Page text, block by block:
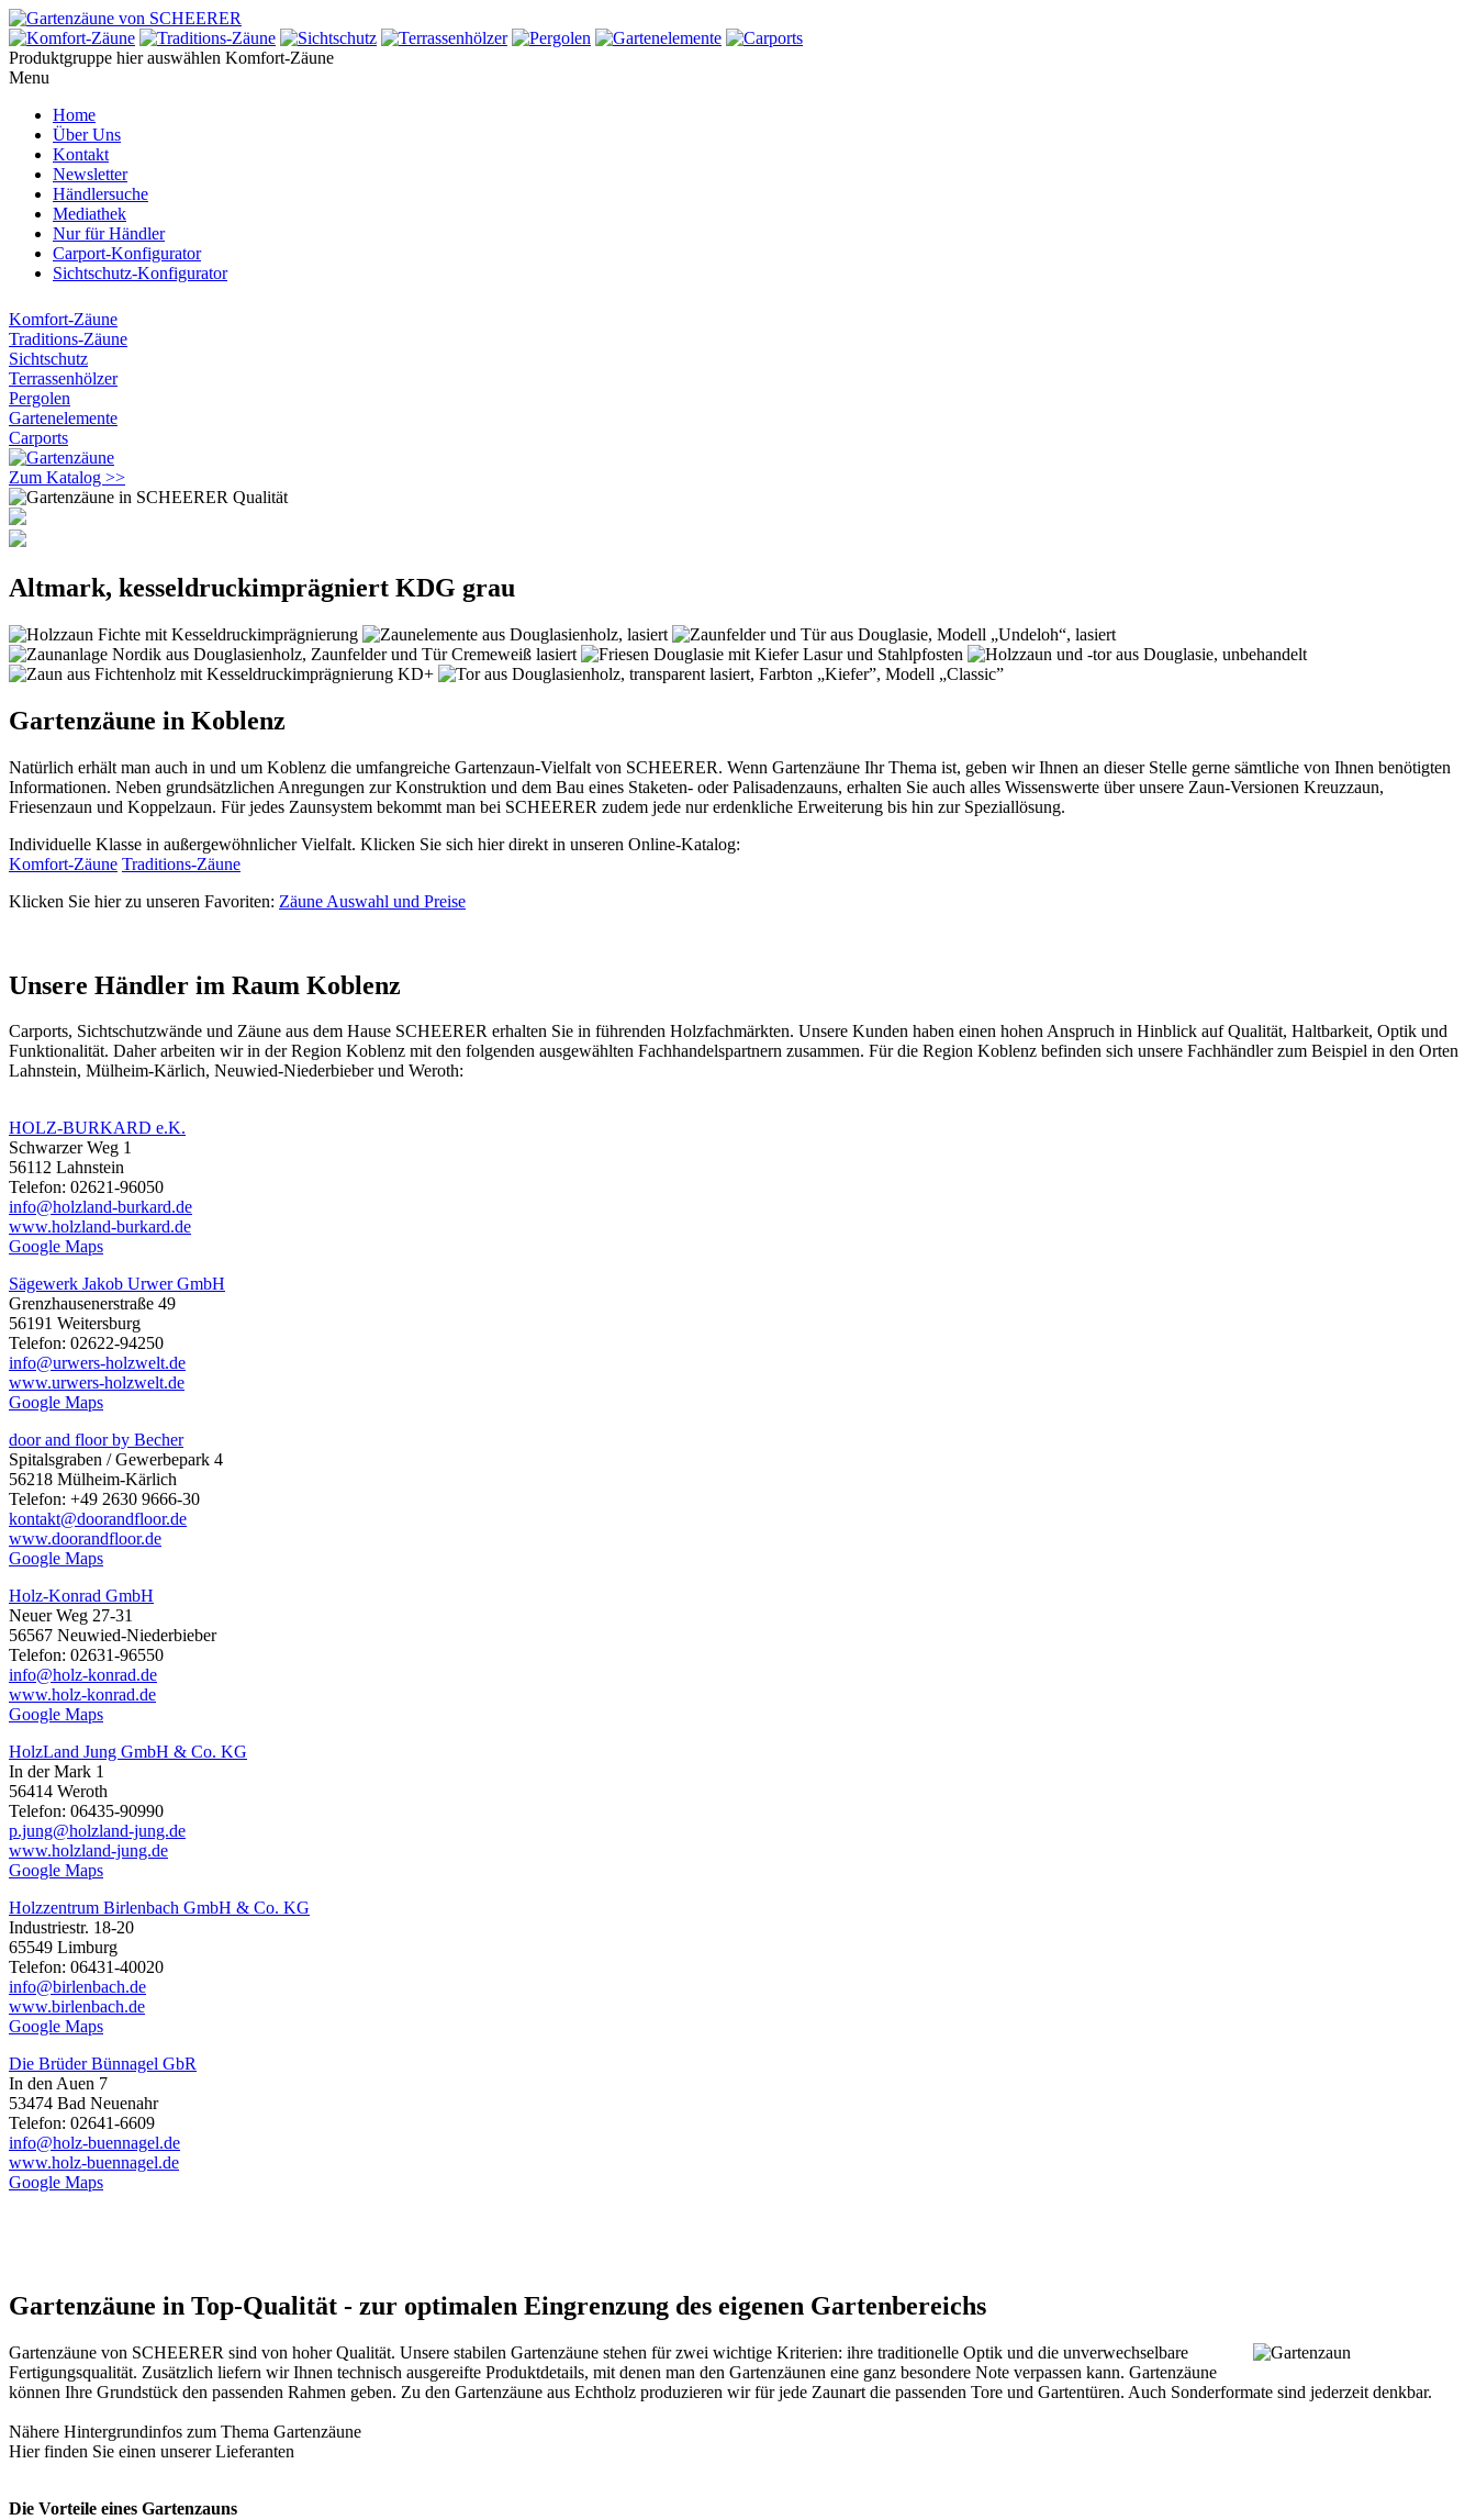
Produktgruppe hier auswählen Komfort-Zäune
Menu
Home
Über Uns
Kontakt
Newsletter
Händlersuche
Mediathek
Nur für Händler
Carport-Konfigurator
Sichtschutz-Konfigurator
Komfort-Zäune
Traditions-Zäune
Sichtschutz
Terrassenhölzer
Pergolen
Gartenelemente
Carports
Zum Katalog >>
Altmark, kesseldruckimprägniert KDG grau
Gartenzäune in Koblenz
Natürlich erhält man auch in und um Koblenz die umfangreiche Gartenzaun-Vielfalt von SCHEERER. Wenn Gartenzäune Ihr Thema ist, geben wir Ihnen an dieser Stelle gerne sämtliche von Ihnen benötigten
Informationen. Neben grundsätzlichen Anregungen zur Konstruktion und dem Bau eines Staketen- oder Palisadenzauns, erhalten Sie auch alles Wissenswerte über unsere Zaun-Versionen Kreuzzaun,
Friesenzaun und Koppelzaun. Für jedes Zaunsystem bekommt man bei SCHEERER zudem jede nur erdenkliche Erweiterung bis hin zur Speziallösung.
Individuelle Klasse in außergewöhnlicher Vielfalt. Klicken Sie sich hier direkt in unseren Online-Katalog:
Komfort-Zäune Traditions-Zäune
Klicken Sie hier zu unseren Favoriten: Zäune Auswahl und Preise
Unsere Händler im Raum Koblenz
Carports, Sichtschutzwände und Zäune aus dem Hause SCHEERER erhalten Sie in führenden Holzfachmärkten. Unsere Kunden haben einen hohen Anspruch in Hinblick auf Qualität, Haltbarkeit, Optik und
Funktionalität. Daher arbeiten wir in der Region Koblenz mit den folgenden ausgewählten Fachhandelspartnern zusammen. Für die Region Koblenz befinden sich unsere Fachhändler zum Beispiel in den Orten
Lahnstein, Mülheim-Kärlich, Neuwied-Niederbieber und Weroth:
HOLZ-BURKARD e.K.
Schwarzer Weg 1
56112 Lahnstein
Telefon: 02621-96050
info@holzland-burkard.de
www.holzland-burkard.de
Google Maps
Sägewerk Jakob Urwer GmbH
Grenzhausenerstraße 49
56191 Weitersburg
Telefon: 02622-94250
info@urwers-holzwelt.de
www.urwers-holzwelt.de
Google Maps
door and floor by Becher
Spitalsgraben / Gewerbepark 4
56218 Mülheim-Kärlich
Telefon: +49 2630 9666-30
kontakt@doorandfloor.de
www.doorandfloor.de
Google Maps
Holz-Konrad GmbH
Neuer Weg 27-31
56567 Neuwied-Niederbieber
Telefon: 02631-96550
info@holz-konrad.de
www.holz-konrad.de
Google Maps
HolzLand Jung GmbH & Co. KG
In der Mark 1
56414 Weroth
Telefon: 06435-90990
p.jung@holzland-jung.de
www.holzland-jung.de
Google Maps
Holzzentrum Birlenbach GmbH & Co. KG
Industriestr. 18-20
65549 Limburg
Telefon: 06431-40020
info@birlenbach.de
www.birlenbach.de
Google Maps
Die Brüder Bünnagel GbR
In den Auen 7
53474 Bad Neuenahr
Telefon: 02641-6609
info@holz-buennagel.de
www.holz-buennagel.de
Google Maps
Gartenzäune in Top-Qualität - zur optimalen Eingrenzung des eigenen Gartenbereichs
Gartenzäune von SCHEERER sind von hoher Qualität. Unsere stabilen Gartenzäune stehen für zwei wichtige Kriterien: ihre traditionelle Optik und die unverwechselbare
Fertigungsqualität. Zusätzlich liefern wir Ihnen technisch ausgereifte Produktdetails, mit denen man den Gartenzäunen eine ganz besondere Note verpassen kann. Gartenzäune
können Ihre Grundstück den passenden Rahmen geben. Zu den Gartenzäune aus Echtholz produzieren wir für jede Zaunart die passenden Tore und Gartentüren. Auch Sonderformate sind jederzeit denkbar.
Nähere Hintergrundinfos zum Thema Gartenzäune
Hier finden Sie einen unsererLieferanten
Die Vorteile eines Gartenzauns